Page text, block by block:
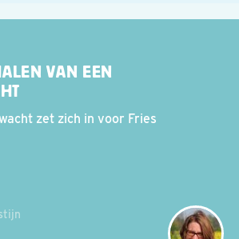
VAN EEN
zet zich in voor Fries